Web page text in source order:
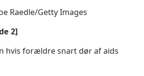
Raedle/​Getty Images
2]
hvis forældre snart dør af aids